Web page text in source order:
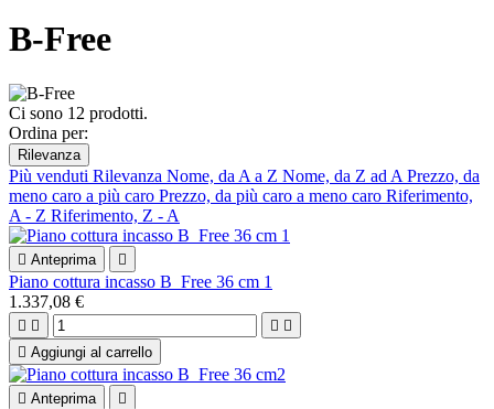
B-Free
Ci sono 12 prodotti.
Ordina per:
Rilevanza
Più venduti Rilevanza Nome, da A a Z Nome, da Z ad A Prezzo, da
meno caro a più caro Prezzo, da più caro a meno caro Riferimento,
A - Z Riferimento, Z - A
 Anteprima 
Piano cottura incasso B_Free 36 cm 1
1.337,08 €
   
 Aggiungi al carrello
 Anteprima 